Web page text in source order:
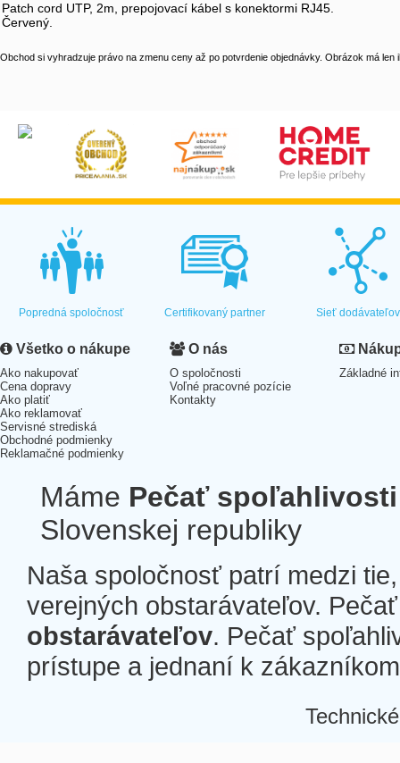
Patch cord UTP, 2m, prepojovací kábel s konektormi RJ45.
Červený.
Obchod si vyhradzuje právo na zmenu ceny až po potvrdenie objednávky. Obrázok má len
Popredná spoločnosť Certifikovaný partner Sieť dodávateľov
Všetko o nákupe
Ako nakupovať
Cena dopravy
Ako platiť
Ako reklamovať
Servisné strediská
Obchodné podmienky
Reklamačné podmienky
O nás
O spoločnosti
Voľné pracovné pozície
Kontakty
Základné
Máme Pečať spoľahlivosti
Slovenskej republiky
Naša spoločnosť patrí medzi
verejných obstarávateľov.
obstarávateľov. Pečať
prístupe a jednaní k